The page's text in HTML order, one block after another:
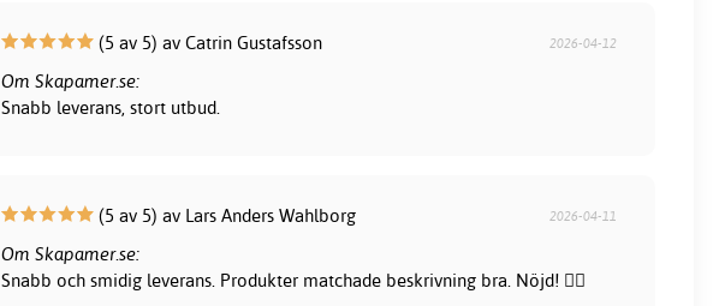
(5 av 5) av Catrin Gustafsson 2026-04-12
Om Skapamer.se:
Snabb leverans, stort utbud.
(5 av 5) av Lars Anders Wahlborg 2026-04-11
Om Skapamer.se:
Snabb och smidig leverans. Produkter matchade beskrivning bra. Nöjd! 👍🏻